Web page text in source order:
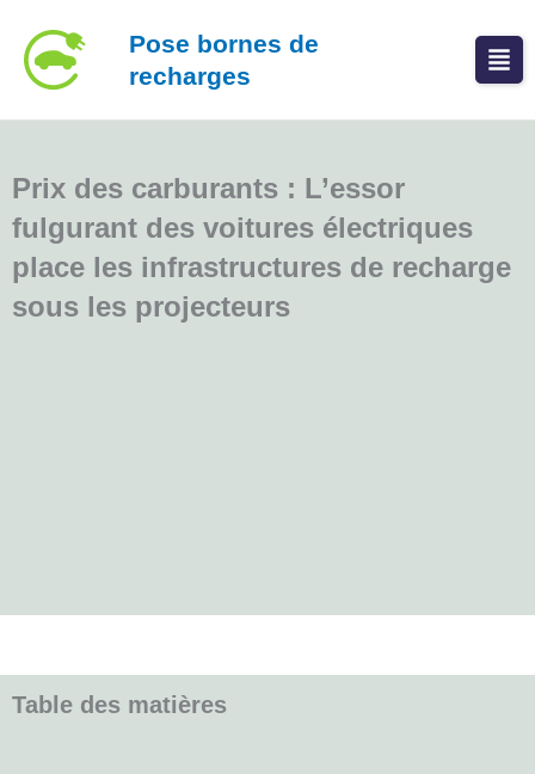
contenu
Pose bornes de
recharges
Prix des carburants : L’essor
fulgurant des voitures électriques
place les infrastructures de recharge
sous les projecteurs
Table des matières